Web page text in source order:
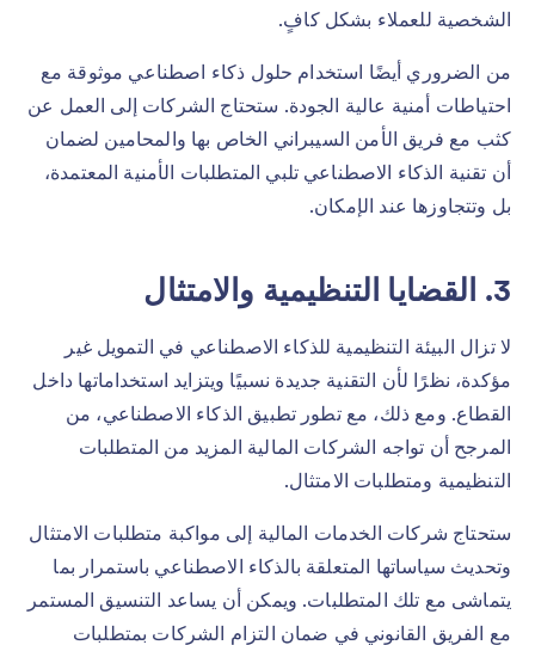
الشخصية للعملاء بشكل كافٍ.
من الضروري أيضًا استخدام حلول ذكاء اصطناعي موثوقة مع
احتياطات أمنية عالية الجودة. ستحتاج الشركات إلى العمل عن
كثب مع فريق الأمن السيبراني الخاص بها والمحامين لضمان
أن تقنية الذكاء الاصطناعي تلبي المتطلبات الأمنية المعتمدة،
بل وتتجاوزها عند الإمكان.
3. القضايا التنظيمية والامتثال
لا تزال البيئة التنظيمية للذكاء الاصطناعي في التمويل غير
مؤكدة، نظرًا لأن التقنية جديدة نسبيًا ويتزايد استخداماتها داخل
القطاع. ومع ذلك، مع تطور تطبيق الذكاء الاصطناعي، من
المرجح أن تواجه الشركات المالية المزيد من المتطلبات
التنظيمية ومتطلبات الامتثال.
ستحتاج شركات الخدمات المالية إلى مواكبة متطلبات الامتثال
وتحديث سياساتها المتعلقة بالذكاء الاصطناعي باستمرار بما
يتماشى مع تلك المتطلبات. ويمكن أن يساعد التنسيق المستمر
مع الفريق القانوني في ضمان التزام الشركات بمتطلبات